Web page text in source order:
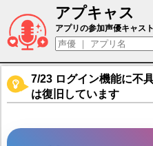
アプキャス
勉（声優：古川
アプリの参加声優キャス
7/23 ログイン機能に不
は復旧しています